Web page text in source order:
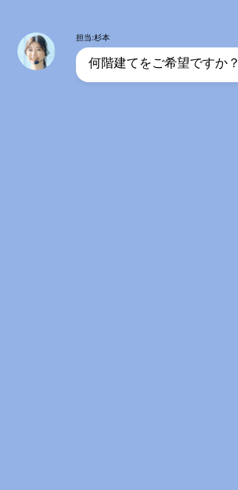
担当:杉本
何階建てをご希望ですか？